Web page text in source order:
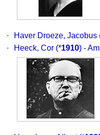
· Haver Droeze, Jacobus
·
Heeck, Cor (*1910) -